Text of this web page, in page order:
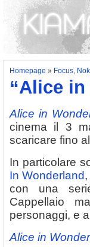
Homepage » Focus,
“Alice
Alice in
cinema il 3
scaricare fino
In particolare
In Wonderland
con una
Cappellaio
personaggi, e
Alice in